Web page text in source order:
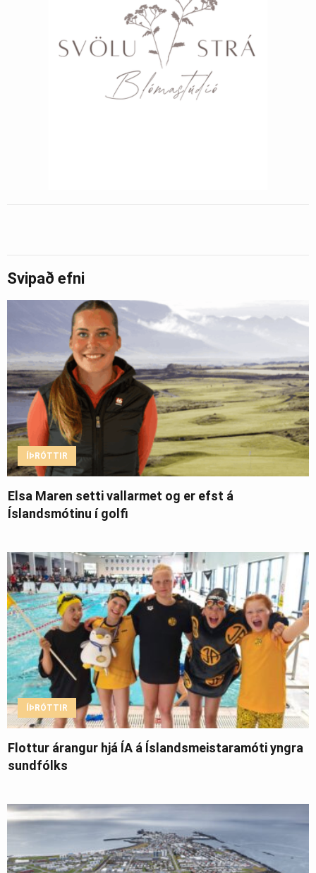
Svipað efni
ÍÞRÓTTIR
Elsa Maren setti vallarmet og er efst á
Íslandsmótinu í golfi
ÍÞRÓTTIR
Flottur árangur hjá ÍA á Íslandsmeistaramóti yngra
sundfólks